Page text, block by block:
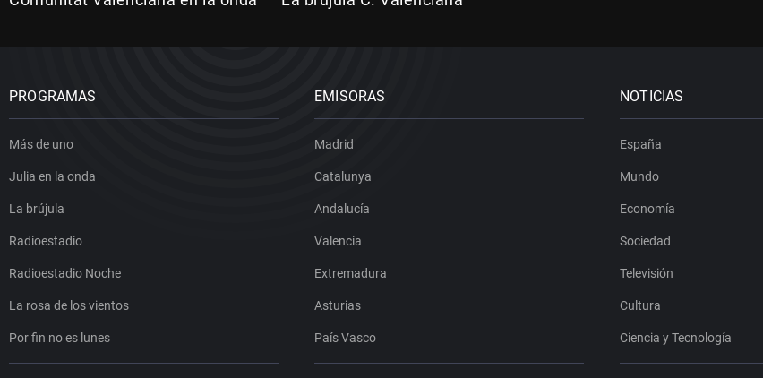
PROGRAMAS
Más de uno
Julia en la onda
La brújula
Radioestadio
Radioestadio Noche
La rosa de los vientos
Por fin no es lunes
EMISORAS
Madrid
Catalunya
Andalucía
Valencia
Extremadura
Asturias
País Vasco
NOTICIAS
España
Mundo
Economía
Sociedad
Televisión
Cultura
Ciencia y Tecnología